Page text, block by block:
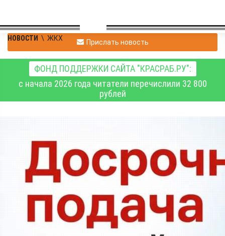
НОВОСТИ \ ЖКХ Прислать новость
ФОНД ПОДДЕРЖКИ САЙТА "КРАСРАБ.РУ":
с начала 2026 года читатели перечислили 32 800
рублей
- завтра - вернуть
горячую воду в часть
домов по контуру
Красноярской ТЭЦ-1